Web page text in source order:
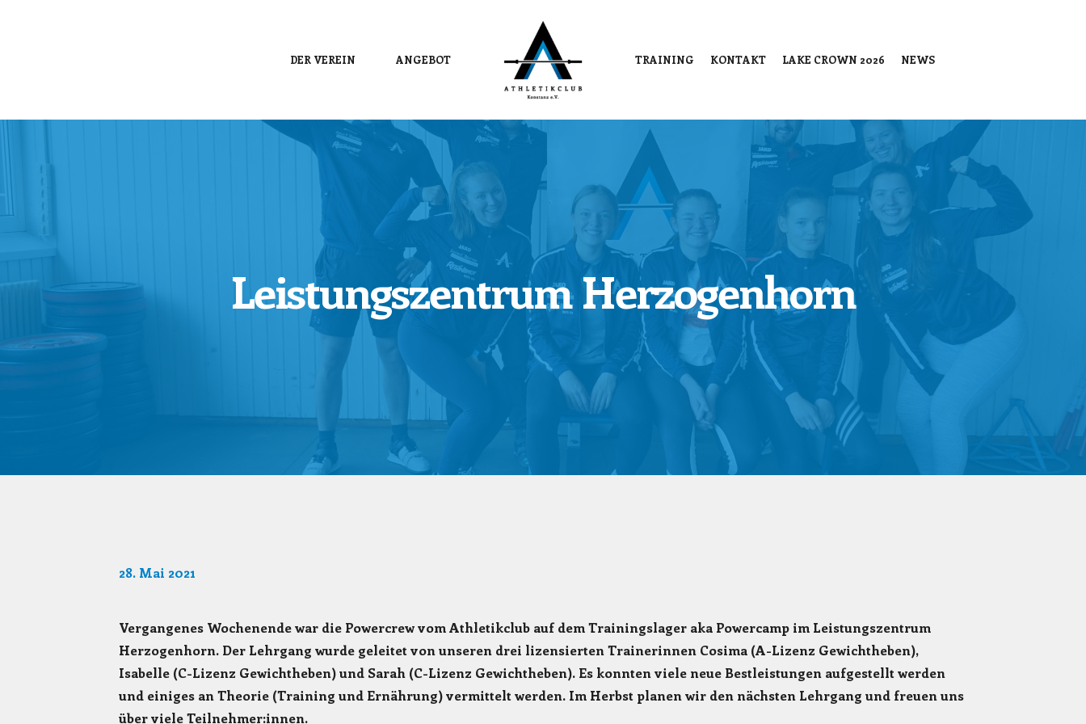
DER VEREIN ANGEBOT TRAINING KONTAKT LAKE CROWN 2026 NEWS
Leistungszentrum Herzogenhorn
28. Mai 2021
Vergangenes Wochenende war die Powercrew vom Athletikclub auf dem Trainingslager aka Powercamp im Leistungszentrum
Herzogenhorn. Der Lehrgang wurde geleitet von unseren drei lizensierten Trainerinnen Cosima (A-Lizenz Gewichtheben),
Isabelle (C-Lizenz Gewichtheben) und Sarah (C-Lizenz Gewichtheben). Es konnten viele neue Bestleistungen aufgestellt werden
und einiges an Theorie (Training und Ernährung) vermittelt werden. Im Herbst planen wir den nächsten Lehrgang und freuen uns
über viele Teilnehmer:innen.